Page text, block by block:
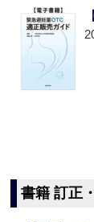
書籍 訂正